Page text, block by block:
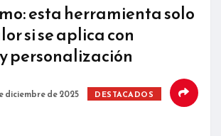
esta herramienta solo
si se aplica con
personalización
diciembre de 2025 DESTACADOS